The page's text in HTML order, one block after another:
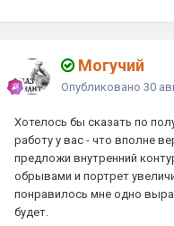
Могучий
Опубликовано 30
Хотелось бы сказать по
работу у вас - что вполне
предложи внутренний
обрывами и портрет
понравилось мне одно
будет.